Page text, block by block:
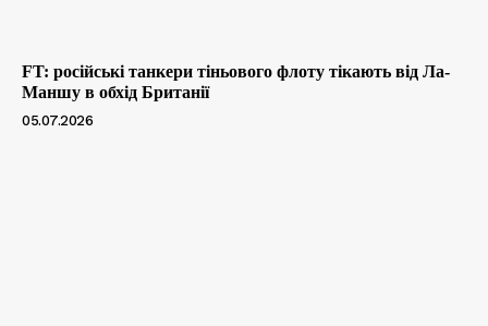
FT: російські танкери тіньового флоту тікають від Ла-
Маншу в обхід Британії
05.07.2026